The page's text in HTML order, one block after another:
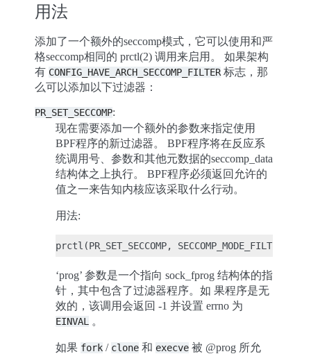
用法
添加了一个额外的seccomp模式，它可以使用和严
格seccomp相同的 prctl(2) 调用来启用。 如果架构
有 CONFIG_HAVE_ARCH_SECCOMP_FILTER 标志，那
么可以添加以下过滤器：
PR_SET_SECCOMP:
现在需要添加一个额外的参数来指定使用
BPF程序的新过滤器。 BPF程序将在反应系
统调用号、参数和其他元数据的seccomp_data
结构体之上执行。 BPF程序必须返回允许的
值之一来告知内核应该采取什么行动。
用法:
‘prog’ 参数是一个指向 sock_fprog 结构体的指
针，其中包含了过滤器程序。如 果程序是无
效的，该调用会返回 -1 并设置 errno 为
EINVAL 。
如果 fork / clone 和 execve 被 @prog 所允